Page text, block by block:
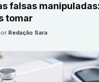
falsas
tomar
Redação Sara